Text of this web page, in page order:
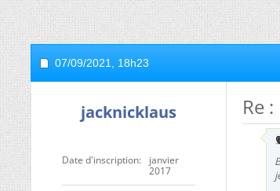
07/09/2021, 18h23
jacknicklaus
Date d'inscription
janvier
2017
Re